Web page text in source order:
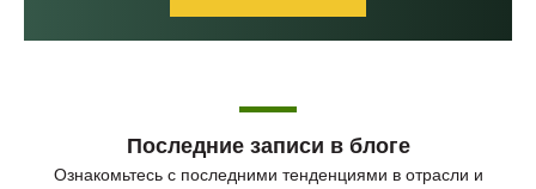
Последние записи в блоге
Ознакомьтесь с последними тенденциями в отрасли и